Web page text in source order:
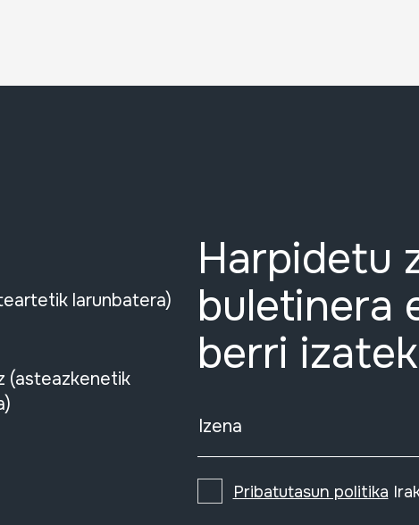
larunbatera)
(asteazkenetik
Harpidetu
buletinera
berri
Izena
Pribatutasun politika